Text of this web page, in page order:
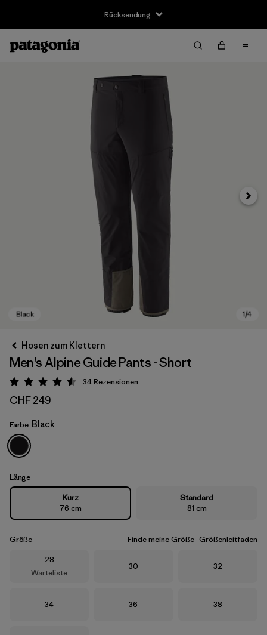
Rücksendung
Black
Hosen zum Klettern
Men's Alpine Guide Pants - Short
Bewertung: 4.6 / 5
34Rezensionen
CHF 249
Farbe Black
Länge
Kurz
76 cm
Standard
81 cm
Größe Finde meine Größe Größenleitfaden
Größe
28
Warteliste
Größe
30 Größe
32
Größe
34 Größe
36 Größe
38